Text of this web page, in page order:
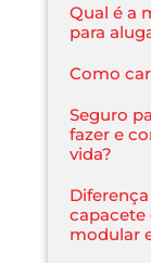
Qual é a
para
Como
Seguro
fazer e
vida?
capacete
modular